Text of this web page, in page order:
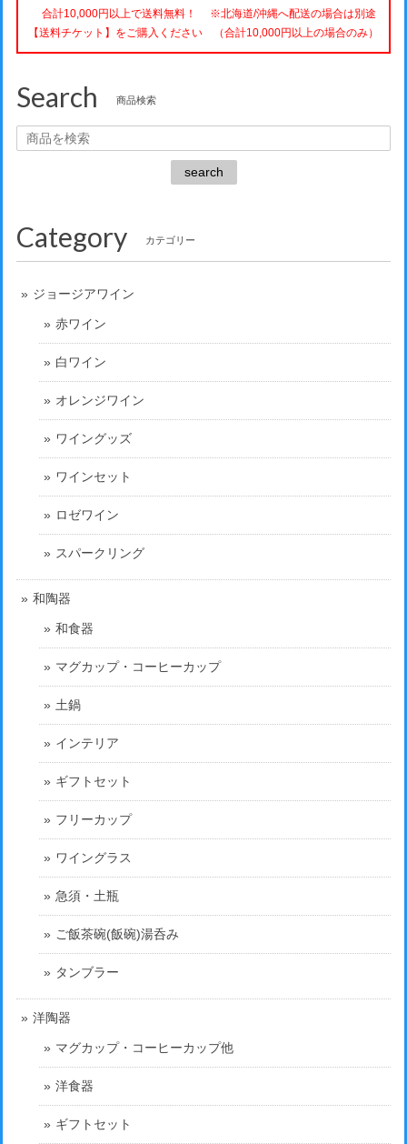
合計10,000円以上で送料無料！ ※北海道/沖縄へ配送の場合は別途
【送料チケット】をご購入ください （合計10,000円以上の場合のみ）
Search 商品検索
search
Category カテゴリー
ジョージアワイン
赤ワイン
白ワイン
オレンジワイン
ワイングッズ
ワインセット
ロゼワイン
スパークリング
和陶器
和食器
マグカップ・コーヒーカップ
土鍋
インテリア
ギフトセット
フリーカップ
ワイングラス
急須・土瓶
ご飯茶碗(飯碗)湯呑み
タンブラー
洋陶器
マグカップ・コーヒーカップ他
洋食器
ギフトセット